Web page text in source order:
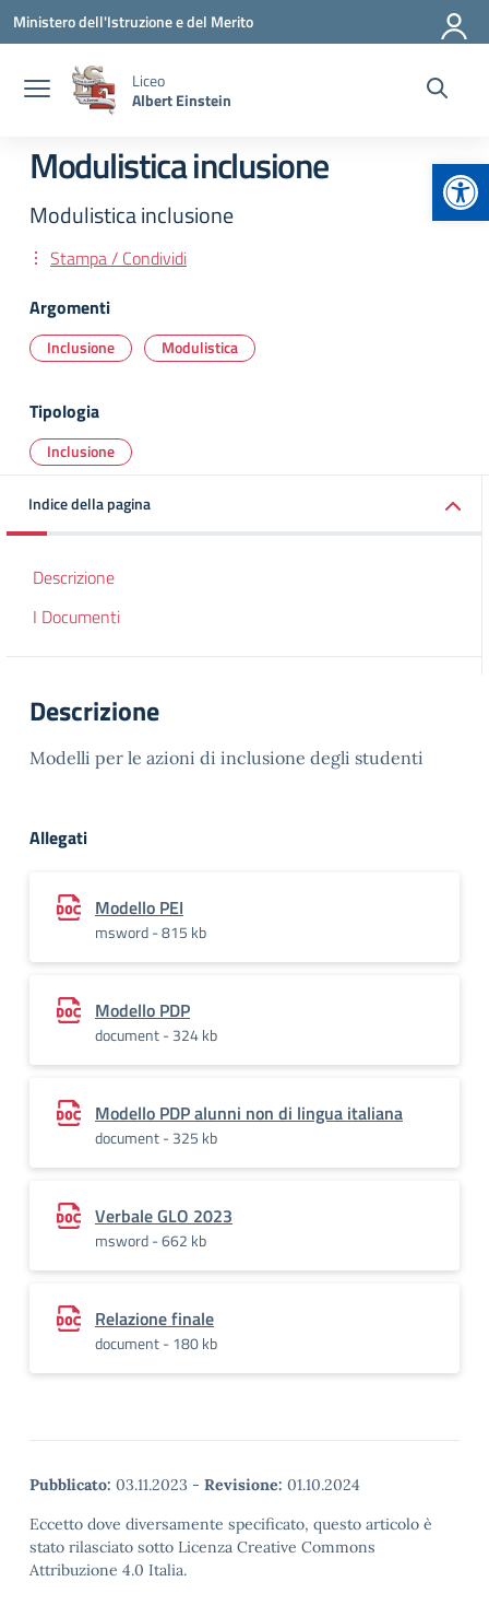
Vai ai contenuti
Vai al menu di navigazione
Vai al footer
Ministero dell'Istruzione e del Merito
Liceo
Albert Einstein
Modulistica inclusione
Modulistica inclusione
Stampa / Condividi
Argomenti
Inclusione Modulistica
Tipologia
Inclusione
Indice della pagina
Descrizione
I Documenti
Descrizione
Modelli per le azioni di inclusione degli studenti
Allegati
Modello PEI
msword - 815 kb
Modello PDP
document - 324 kb
Modello PDP alunni non di lingua italiana
document - 325 kb
Verbale GLO 2023
msword - 662 kb
Relazione finale
document - 180 kb
Pubblicato: 03.11.2023 - Revisione: 01.10.2024
Eccetto dove diversamente specificato, questo articolo è
stato rilasciato sotto Licenza Creative Commons
Attribuzione 4.0 Italia.